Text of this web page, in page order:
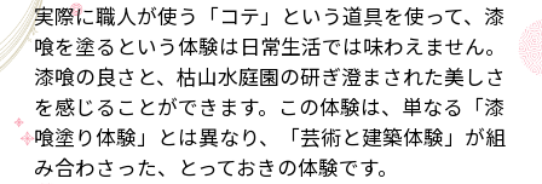
実際に職人が使う「コテ」という道具を使って、漆
喰を塗るという体験は日常生活では味わえません。
漆喰の良さと、枯山水庭園の研ぎ澄まされた美しさ
を感じることができます。この体験は、単なる「漆
喰塗り体験」とは異なり、「芸術と建築体験」が組
み合わさった、とっておきの体験です。